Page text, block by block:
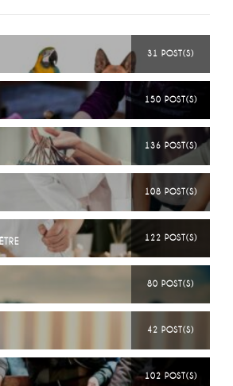
31 POST(S)
150 POST(S)
136 POST(S)
108 POST(S)
122 POST(S)
80 POST(S)
42 POST(S)
102 POST(S)